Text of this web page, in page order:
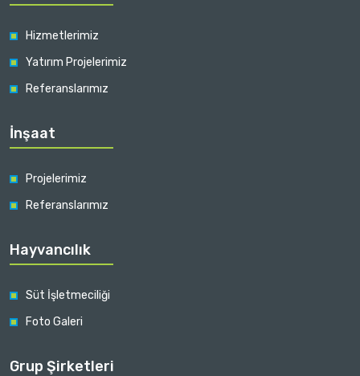
Hizmetlerimiz
Yatırım Projelerimiz
Referanslarımız
İnşaat
Projelerimiz
Referanslarımız
Hayvancılık
Süt İşletmeciliği
Foto Galeri
Grup Şirketleri